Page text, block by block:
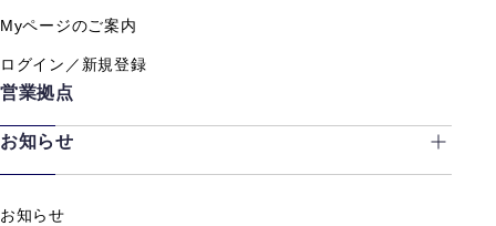
Myページのご案内
ログイン／新規登録
営業拠点
お知らせ
お知らせ